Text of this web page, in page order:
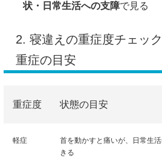
状・日常生活への支障で見る
2. 寝違えの重症度チェッ
重症の目安
重症度 状態の目安
軽症
首を動かすと痛いが、日常生
きる